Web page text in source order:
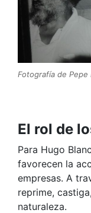
Fotografía de Pepe
El rol de
Para Hugo
favorecen la
empresas. A
reprime,
naturaleza.